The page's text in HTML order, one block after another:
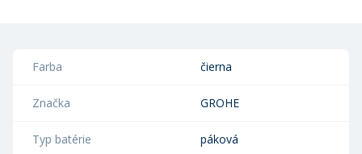
Farba čierna
Značka GROHE
Typ batérie páková